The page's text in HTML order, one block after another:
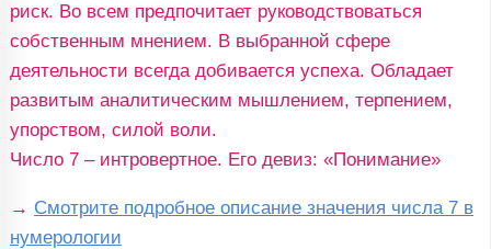
риск. Во всем предпочитает руководствоваться
собственным мнением. В выбранной сфере
деятельности всегда добивается успеха. Обладает
развитым аналитическим мышлением, терпением,
упорством, силой воли.
Число 7 – интровертное. Его девиз: «Понимание»
→ Смотрите подробное описание значения числа 7 в
нумерологии